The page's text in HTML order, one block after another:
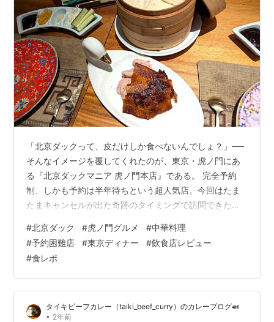
「北京ダックって、皮だけしか食べないんでしょ？」──
そんなイメージを覆してくれたのが、東京・虎ノ門にあ
る『北京ダックマニア 虎ノ門本店』である。 完全予約
制、しかも予約は半年待ちという超人気店。今回はたま
たまキャンセルが出た奇跡のタイミングで訪問できたの
る。 食事したその日に迷いなく次回の予約を取るほどの
オススメ店。本場スタイルの北京ダックを、ぜひ体感し
てほしい。※2025年7月訪問時のレポートです。最新情報
は店舗SNSをご確認ください。 【予約困難の聖域】北京
ダックマニア虎ノ門本店とは？ 【店内とコース】虎ノ門
ヒルズで味わう本格中華の雰囲気 …
#北京ダック #虎ノ門グルメ #中華料理
#予約困難店 #東京ディナー #飲食店レビュー
#食レポ
タイキビーフカレー（taiki_beef_curry）のカレーブログ🍛
• 2年前